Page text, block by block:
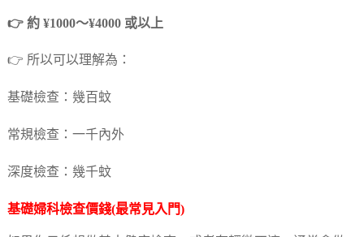
👉 約 ¥1000～¥4000 或以上
👉 所以可以理解為：
基礎檢查：幾百蚊
常規檢查：一千內外
深度檢查：幾千蚊
基礎婦科檢查價錢(最常見入門)